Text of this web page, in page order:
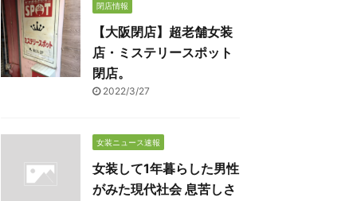
閉店情報
【大阪閉店】超老舗女装
店・ミステリースポット
閉店。
2022/3/27
女装ニュース速報
女装して1年暮らした男性
がみた現代社会 息苦しさ